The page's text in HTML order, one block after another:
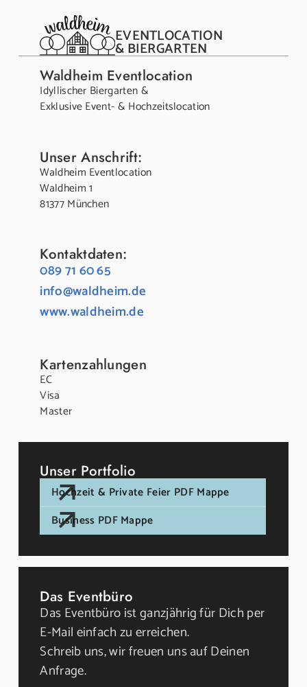
EVENTLOCATION
& BIERGARTEN
Waldheim Eventlocation
Idyllischer Biergarten &
Exklusive Event- & Hochzeitslocation
Unser Anschrift:
Waldheim Eventlocation
Waldheim 1
81377 München
Kontaktdaten:
089 71 60 65
info@waldheim.de
www.waldheim.de
Kartenzahlungen
EC
Visa
Master
Unser Portfolio
Hochzeit & Private Feier PDF Mappe
Business PDF Mappe
Das Eventbüro
Das Eventbüro ist ganzjährig für Dich per
E-Mail einfach zu erreichen.
Schreib uns, wir freuen uns auf Deinen
Anfrage.